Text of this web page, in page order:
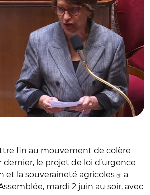
fin au mouvement de colère
dernier, le projet de loi d’urgence
et la souveraineté agricoles
a
mardi 2 juin au soir, avec